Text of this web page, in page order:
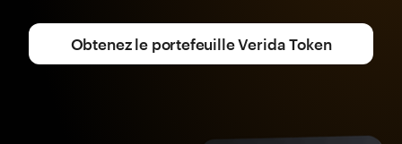
Obtenez le portefeuille Verida Token